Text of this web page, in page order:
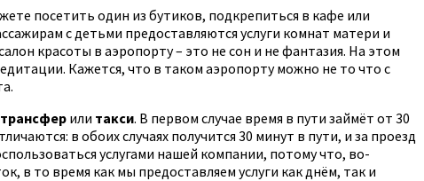
посетить один из бутиков, подкрепиться в кафе или
с детьми предоставляются услуги комнат матери и
красоты в аэропорту – это не сон и не фантазия. На этом
Кажется, что в таком аэропорту можно не то что с
трансфер или такси. В первом случае время в пути займёт от 30
в обоих случаях получится 30 минут в пути, и за проезд
услугами нашей компании, потому что, во-
в то время как мы предоставляем услуги как днём, так и